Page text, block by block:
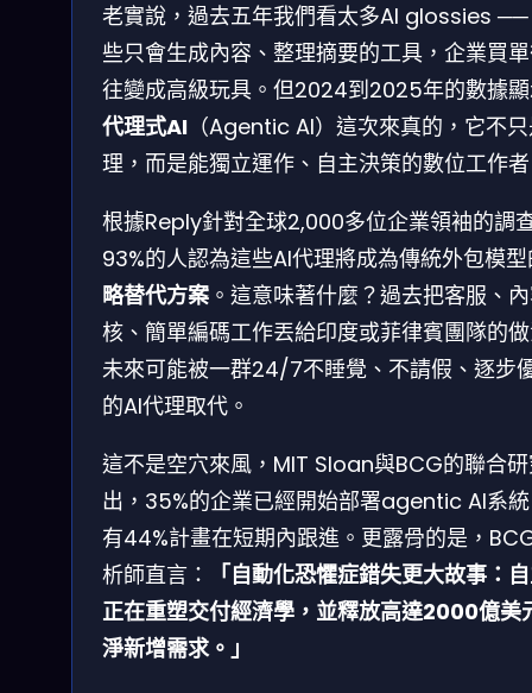
老實說，過去五年我們看太多AI glossies
些只會生成內容、整理摘要的工具，企業買
往變成高級玩具。但2024到2025年的數據
代理式AI （Agentic AI）這次來真的，它不
理，而是能獨立運作、自主決策的數位工作
根據Reply針對全球2,000多位企業領袖的調
93%的人認為這些AI代理將成為傳統外包模
略替代方案 。這意味著什麼？過去把客服、
核、簡單編碼工作丟給印度或菲律賓團隊的
未來可能被一群24/7不睡覺、不請假、逐步
的AI代理取代。
這不是空穴來風，MIT Sloan與BCG的聯合
出，35%的企業已經開始部署agentic AI系
有44%計畫在短期內跟進。更露骨的是，
析師直言：
「自動化恐懼症錯失更大故事：
正在重塑交付經濟學，並釋放高達2000億美
淨新增需求。」